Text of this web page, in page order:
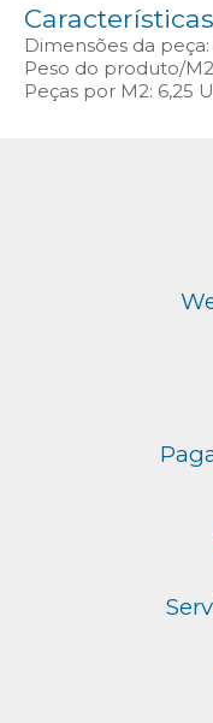
Dimensões da
Peso do produto/
Peças por M2: 6,25